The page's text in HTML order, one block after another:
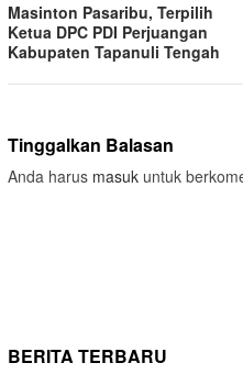
Masinton Pasaribu, Terpilih
Ketua DPC PDI Perjuangan
Kabupaten Tapanuli Tengah
Tinggalkan Balasan
Anda harus masuk untuk
BERITA TERBARU